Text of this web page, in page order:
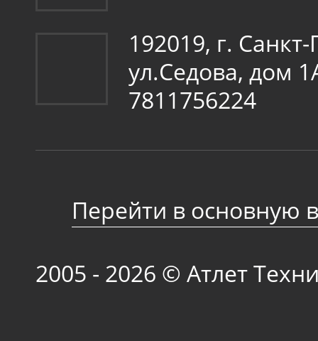
192019, г.
ул.Седова, дом
7811756224
Перейти в основную
2005 - 2026 © Атлет